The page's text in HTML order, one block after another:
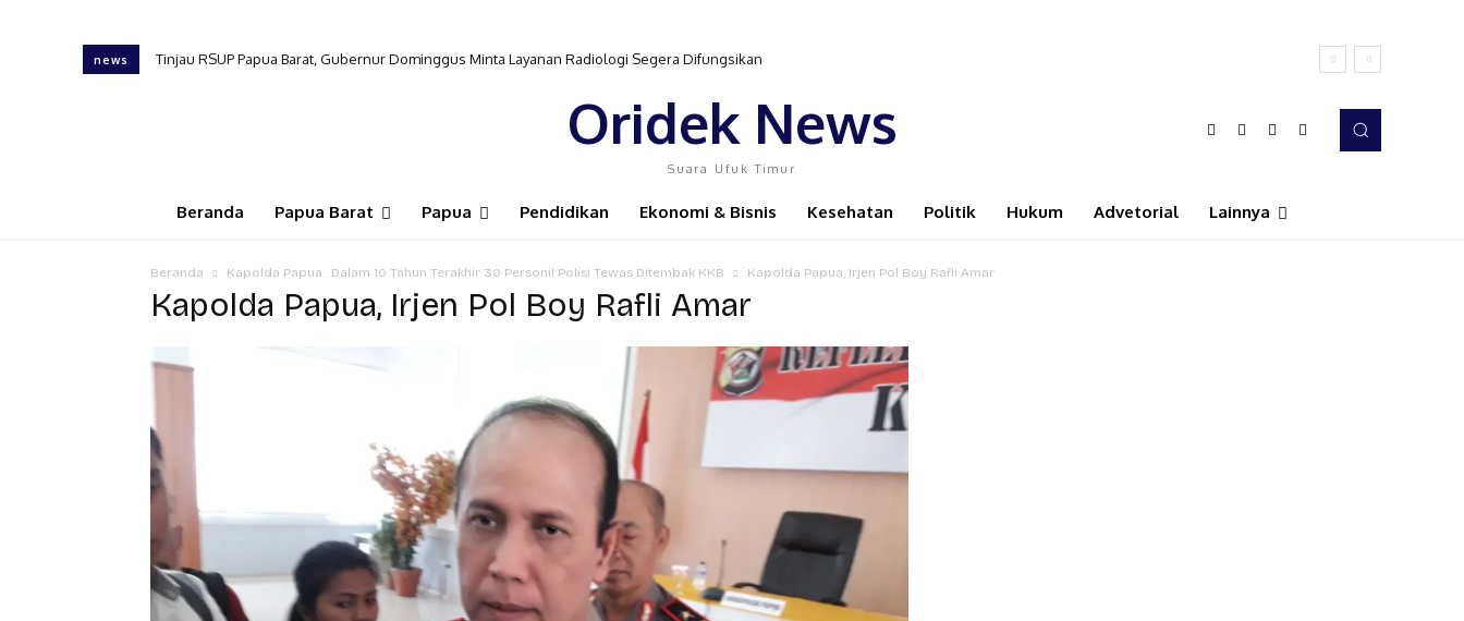
news Tinjau RSUP Papua Barat, Gubernur Dominggus Minta Layanan Radiologi Segera Difungsikan
Oridek News
Suara Ufuk Timur
Beranda Papua Barat Papua Pendidikan Ekonomi & Bisnis Kesehatan Politik Hukum Advetorial Lainnya
Beranda Kapolda Papua : Dalam 10 Tahun Terakhir 30 Personil Polisi Tewas Ditembak KKB Kapolda Papua, Irjen Pol Boy Rafli Amar
Kapolda Papua, Irjen Pol Boy Rafli Amar